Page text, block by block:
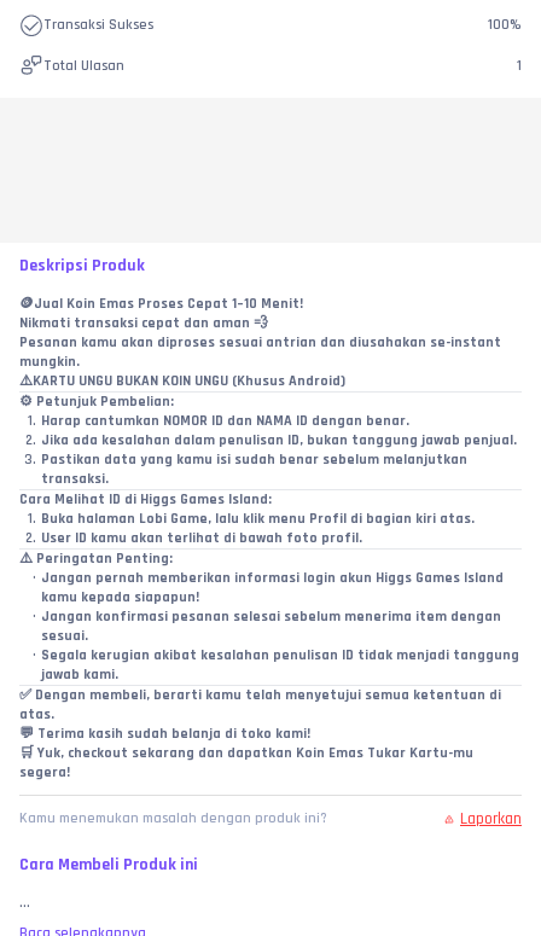
Transaksi Sukses 100%
Total Ulasan 1
Deskripsi Produk
🪙Jual Koin Emas Proses Cepat 1–10 Menit!
Nikmati transaksi cepat dan aman 💨
Pesanan kamu akan diproses sesuai antrian dan diusahakan se-instant
mungkin.
⚠️KARTU UNGU BUKAN KOIN UNGU (Khusus Android)
⚙️ Petunjuk Pembelian:
Harap cantumkan NOMOR ID dan NAMA ID dengan benar.
Jika ada kesalahan dalam penulisan ID, bukan tanggung jawab penjual.
Pastikan data yang kamu isi sudah benar sebelum melanjutkan
transaksi.
Cara Melihat ID di Higgs Games Island:
Buka halaman Lobi Game, lalu klik menu Profil di bagian kiri atas.
User ID kamu akan terlihat di bawah foto profil.
⚠️ Peringatan Penting:
Jangan pernah memberikan informasi login akun Higgs Games Island
kamu kepada siapapun!
Jangan konfirmasi pesanan selesai sebelum menerima item dengan
sesuai.
Segala kerugian akibat kesalahan penulisan ID tidak menjadi tanggung
jawab kami.
✅ Dengan membeli, berarti kamu telah menyetujui semua ketentuan di
atas.
💬 Terima kasih sudah belanja di toko kami!
🛒 Yuk, checkout sekarang dan dapatkan Koin Emas Tukar Kartu-mu
segera!
Kamu menemukan masalah dengan produk ini? Laporkan
Cara Membeli Produk ini
...